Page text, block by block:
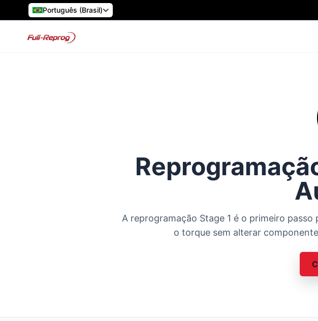
Português (Brasil)
A reprogramação Stage 1 é o primeiro
o torque sem alterar